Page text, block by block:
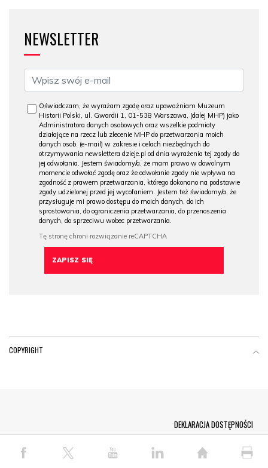
NEWSLETTER
Oświadczam, że wyrażam zgodę oraz upoważniam Muzeum
Historii Polski, ul. Gwardii 1, 01-538 Warszawa, (dalej MHP) jako
Administratora danych osobowych oraz wszelkie podmioty
działające na rzecz lub zlecenie MHP do przetwarzania moich
danych osob. (e-mail) w zakresie i celach niezbędnych do
otrzymywania newslettera dzieje.pl od dnia wyrażenia tej zgody do
jej odwołania. Jestem świadomy/a, że mam prawo w dowolnym
momencie odwołać zgodę oraz że odwołanie zgody nie wpływa na
zgodność z prawem przetwarzania, którego dokonano na podstawie
zgody udzielonej przed jej wycofaniem. Jestem też świadomy/a, że
przysługuje mi prawo dostępu do moich danych, do ich
sprostowania, do ograniczenia przetwarzania, do przenoszenia
danych, do sprzeciwu wobec przetwarzania.
COPYRIGHT
© COPYRIGHT PAP 2026
DEKLARACJA DOSTĘPNOŚCI